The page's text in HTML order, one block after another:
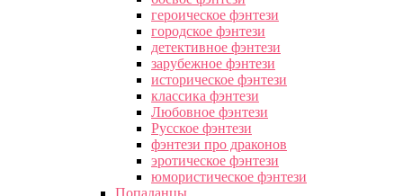
героическое фэнтези
городское фэнтези
детективное фэнтези
зарубежное фэнтези
историческое фэнтези
классика фэнтези
Любовное фэнтези
Русское фэнтези
фэнтези про драконов
эротическое фэнтези
юмористическое фэнтези
Попаданцы